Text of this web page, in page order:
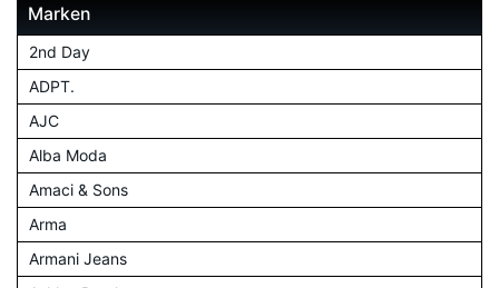
Marken
2nd Day
ADPT.
AJC
Alba Moda
Amaci & Sons
Arma
Armani Jeans